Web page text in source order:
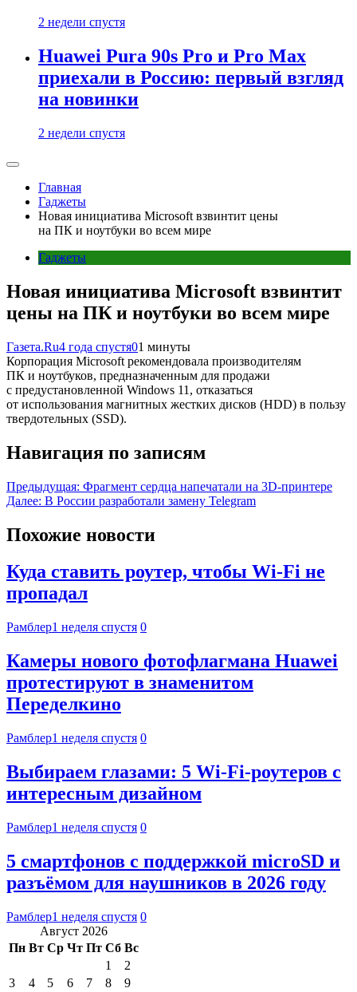
2 недели спустя
Huawei Pura 90s Pro и Pro Max
приехали в Россию: первый взгляд
на новинки
2 недели спустя
Главная
Гаджеты
Новая инициатива Microsoft взвинтит цены
на ПК и ноутбуки во всем мире
Гаджеты
Новая инициатива Microsoft взвинтит
цены на ПК и ноутбуки во всем мире
Газета.Ru4 года спустя01 минуты
Корпорация Microsoft рекомендовала производителям
ПК и ноутбуков, предназначенным для продажи
с предустановленной Windows 11, отказаться
от использования магнитных жестких дисков (HDD) в пользу
твердотельных (SSD).
Навигация по записям
Предыдущая: Фрагмент сердца напечатали на 3D-принтере
Далее: В России разработали замену Telegram
Похожие новости
Куда ставить роутер, чтобы Wi-Fi не
пропадал
Рамблер1 неделя спустя 0
Камеры нового фотофлагмана Huawei
протестируют в знаменитом
Переделкино
Рамблер1 неделя спустя 0
Выбираем глазами: 5 Wi-Fi-роутеров с
интересным дизайном
Рамблер1 неделя спустя 0
5 смартфонов с поддержкой microSD и
разъёмом для наушников в 2026 году
Рамблер1 неделя спустя 0
Август 2026
Пн Вт Ср Чт Пт Сб Вс
1
2
3
4 5 6 7 8
9